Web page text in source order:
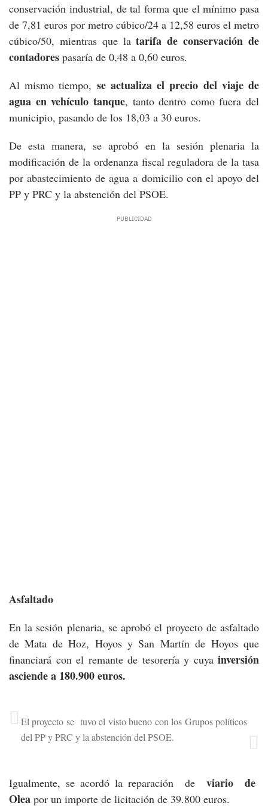
conservación industrial, de tal forma que el mínimo pasa
de 7,81 euros por metro cúbico/24 a 12,58 euros el metro
cúbico/50, mientras que latarifa de conservación de
contadores pasaría de 0,48 a 0,60 euros.
Al mismo tiempo, se actualiza el precio del viaje de
agua en vehículo tanque, tanto dentro como fuera del
municipio, pasando de los 18,03 a 30 euros.
De esta manera, se aprobó en la sesión plenaria la
modificación de la ordenanza fiscal reguladora de la tasa
por abastecimiento de agua a domicilio con el apoyo del
PP y PRC y la abstención del PSOE.
Asfaltado
En la sesión plenaria, se aprobó el proyecto de asfaltado
de Mata de Hoz, Hoyos y San Martín de Hoyos que
financiará con el remante de tesorería y cuya inversión
asciende a 180.900 euros.
El proyecto se tuvo el visto bueno con los Grupos políticos
del PP y PRC y la abstención del PSOE.
Igualmente, se acordó la reparación de viario de
Olea por un importe de licitación de 39.800 euros.